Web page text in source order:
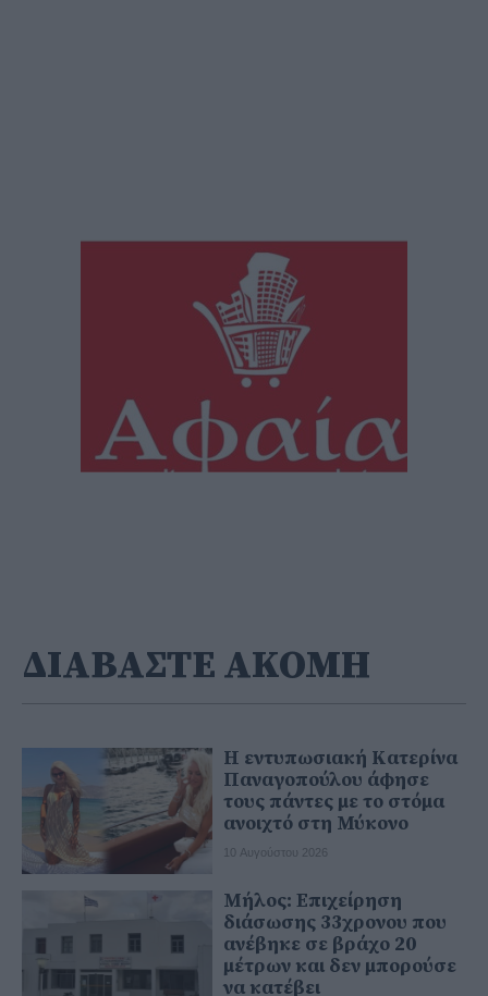
ΔΙΑΒΑΣΤΕ ΑΚΟΜΗ
Η εντυπωσιακή Κατερίνα
Παναγοπούλου άφησε
τους πάντες με το στόμα
ανοιχτό στη Μύκονο
10 Αυγούστου 2026
Μήλος: Επιχείρηση
διάσωσης 33χρονου που
ανέβηκε σε βράχο 20
μέτρων και δεν μπορούσε
να κατέβει